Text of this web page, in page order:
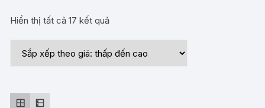
Hiển thị tất cả 17 kết quảĐã
xếp